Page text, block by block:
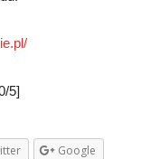
5]
Google